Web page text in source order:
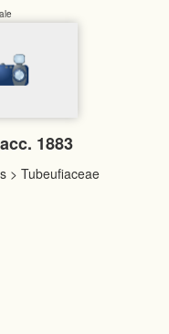
1883
> Tubeufiaceae